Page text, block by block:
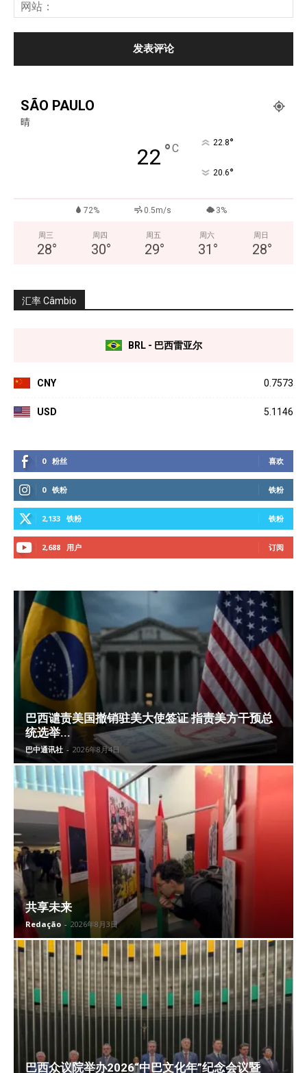
SÃO PAULO
晴
22 °C 22.8°
20.6°
72% 0.5m/s 3%
周三
28°
周四
30°
周五
29°
周六
31 °
周日
28°
汇率 Câmbio
BRL - 巴西雷亚尔
CNY 0.7573
USD 5.1146
0 粉丝 喜欢
0 铁粉 铁粉
2,133 铁粉 铁粉
2,688 用户 订阅
巴西谴责美国撤销驻美大使签证 指责美方干预总
统选举...
巴中通讯社 - 2026年8月4日
共享未来
Redação - 2026年8月3日
巴西众议院举办2026“中巴文化年”纪念会议暨